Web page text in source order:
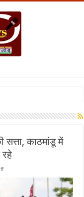
ने जारी किया हाई अलर्ट
सत्ता, काठमांडू में
रहे
on